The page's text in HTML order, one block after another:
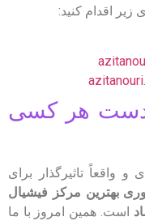
اقدام کنید:
دست هر کسی
واقعاً تاثیرگذار برای
نوری بهترین مرکز فیشیال
است. همین امروز با ما